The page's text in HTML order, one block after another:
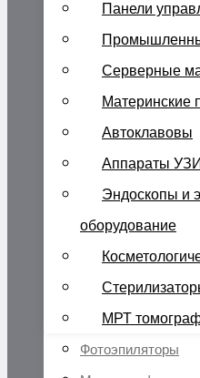
Панели
Серверные
Материнские
Автоклавовы
Аппараты УЗИ
Эндоскопы и
оборудование
МРТ
Фотоэпиляторы